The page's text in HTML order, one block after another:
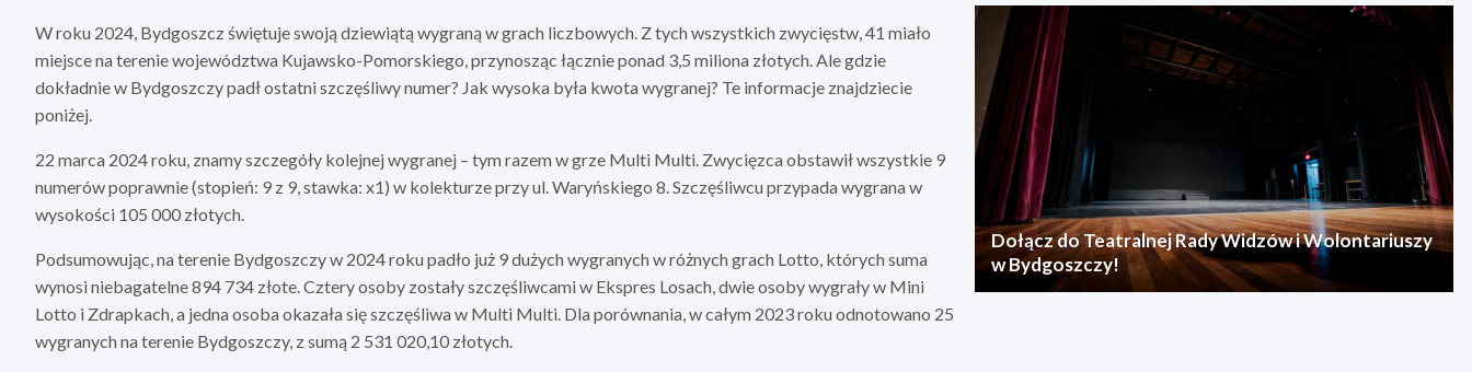
W roku 2024, Bydgoszcz świętuje swoją dziewiątą wygraną w grach liczbowych. Z tych wszystkich zwycięstw, 41 miało
miejsce na terenie województwa Kujawsko-Pomorskiego, przynosząc łącznie ponad 3,5 miliona złotych. Ale gdzie
dokładnie w Bydgoszczy padł ostatni szczęśliwy numer? Jak wysoka była kwota wygranej? Te informacje znajdziecie
poniżej.
22 marca 2024 roku, znamy szczegóły kolejnej wygranej – tym razem w grze Multi Multi. Zwycięzca obstawił wszystkie 9
numerów poprawnie (stopień: 9 z 9, stawka: x1) w kolekturze przy ul. Waryńskiego 8. Szczęśliwcu przypada wygrana w
wysokości 105 000 złotych.
Podsumowując, na terenie Bydgoszczy w 2024 roku padło już 9 dużych wygranych w różnych grach Lotto, których suma
wynosi niebagatelne 894 734 złote. Cztery osoby zostały szczęśliwcami w Ekspres Losach, dwie osoby wygrały w Mini
Lotto i Zdrapkach, a jedna osoba okazała się szczęśliwa w Multi Multi. Dla porównania, w całym 2023 roku odnotowano 25
wygranych na terenie Bydgoszczy, z sumą 2 531 020,10 złotych.
Dołącz do Teatralnej Rady Widzów i Wolontariuszy
w Bydgoszczy!